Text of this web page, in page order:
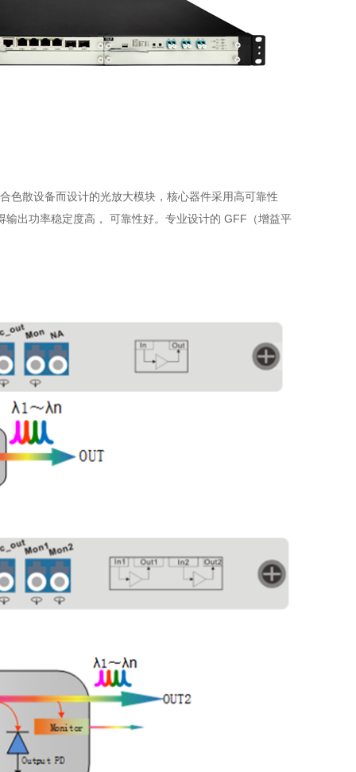
色散设备而设计的光放大模块，核心器件采用高可靠性
出功率稳定度高， 可靠性好。专业设计的 GFF（增益平